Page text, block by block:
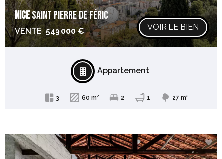
NICESAINT PIERRE DE FÉRIC
VENTE 549 000 € VOIR LE BIEN
Appartement
3 60 m² 2 1 27 m²